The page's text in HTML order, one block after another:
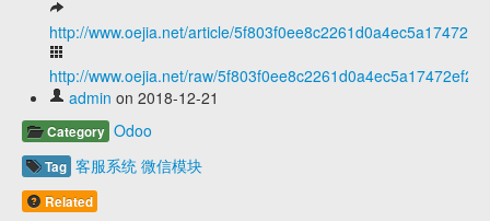
http://www.oejia.net/article/
http://www.oejia.net/raw/5f803f0ee8c2261d0a4ec5a17472ef26
admin on 2018-12-21
Category Odoo
Tag 客服系统 微信模块
Related